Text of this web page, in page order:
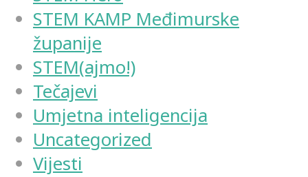
STEM KAMP Međimurske
županije
STEM(ajmo!)
Tečajevi
Umjetna inteligencija
Uncategorized
Vijesti